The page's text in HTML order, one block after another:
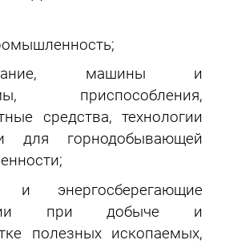
машины и
приспособления,
средства, технологии
для горнодобывающей
и энергосберегающие
при добыче и
полезных ископаемых,